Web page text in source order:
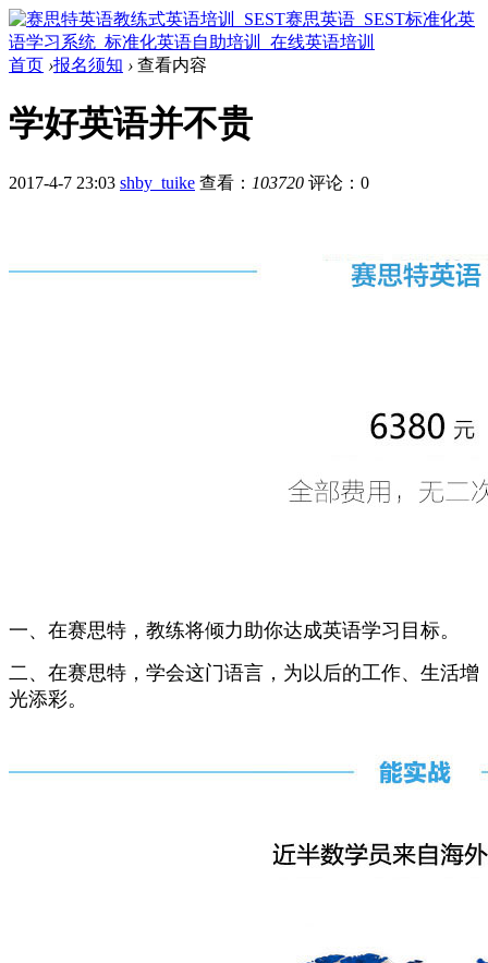
首页 ›报名须知 › 查看内容
学好英语并不贵
2017-4-7 23:03 shby_tuike 查看： 103720 评论：0
一、在赛思特，教练将倾力助你达成英语学习目标。
二、在赛思特，学会这门语言，为以后的工作、生活增
光添彩。